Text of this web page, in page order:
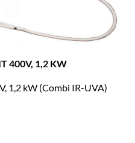
400V, 1,2 KW
1,2 kW (Combi IR-UVA)